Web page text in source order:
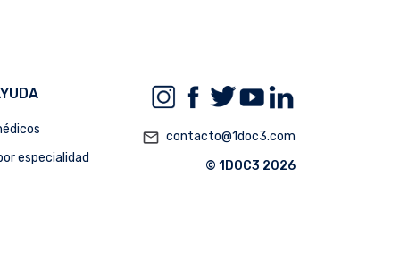
especialidad
mail_outline contacto@1doc3.com
© 1DOC3 2026